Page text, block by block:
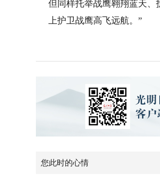
但同样托举战鹰翱翔蓝天
上护卫战鹰高飞远航。”
您此时的心情